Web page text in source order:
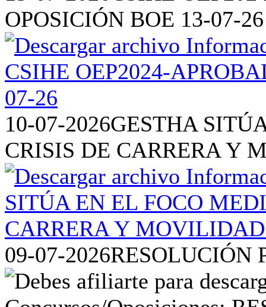
OPOSICIÓN BOE 13-07-26
10-07-2026GESTHA
CRISIS DE CARRERA Y
09-07-2026RESOLUCIÓN